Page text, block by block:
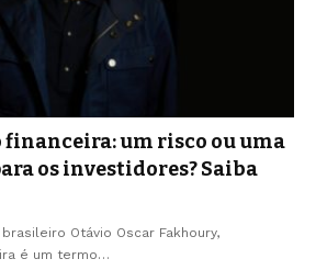
financeira: um risco ou uma
os investidores? Saiba
Otávio Oscar Fakhoury,
é um termo…